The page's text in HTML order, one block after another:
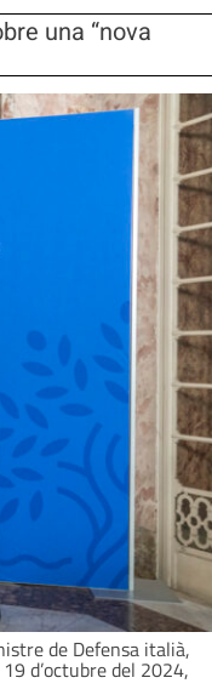
una “nova
de Defensa italià,
d’octubre del 2024,